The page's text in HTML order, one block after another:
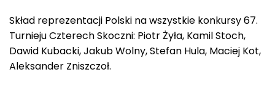
Skład reprezentacji Polski na wszystkie konkursy 67.
Turnieju Czterech Skoczni: Piotr Żyła, Kamil Stoch,
Dawid Kubacki, Jakub Wolny, Stefan Hula, Maciej Kot,
Aleksander Zniszczoł.